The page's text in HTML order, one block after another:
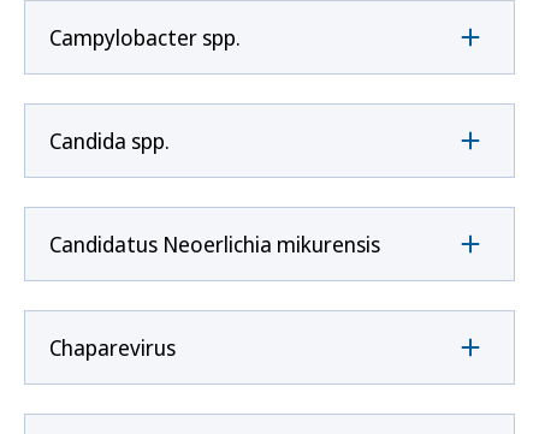
Campylobacter spp.
Candida spp.
Candidatus Neoerlichia mikurensis
Chaparevirus